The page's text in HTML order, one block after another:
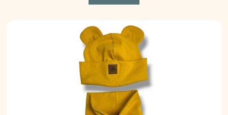
z
hvězdiček.